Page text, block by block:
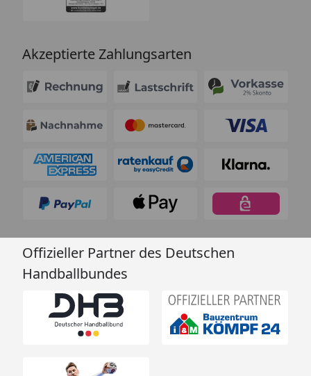
Akzeptierte Zahlungsarten
Offizieller Partner des Deutschen
Handballbundes